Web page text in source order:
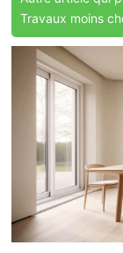
Travaux moins